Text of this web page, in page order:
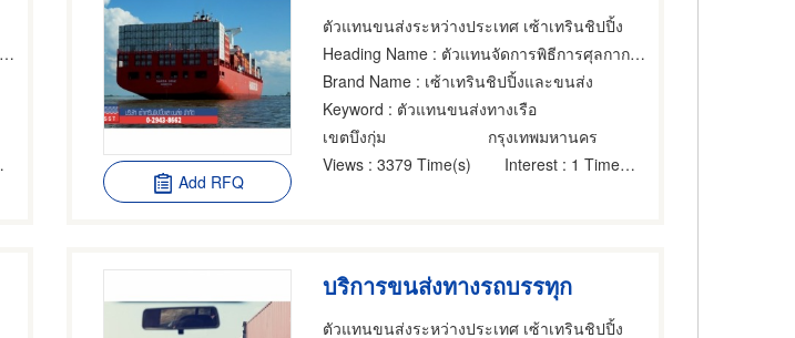
Add RFQ
ตัวแทนขนส่งระหว่างประเทศ เซ้าเทรินชิปปิ้ง
Heading Name : ตัวแทนจัดการพิธีการศุลกากร,นายหน้าดำเนินการพิธีการศุลกากร,ศุลกากร
Brand Name : เซ้าเทรินชิปปิ้งและขนส่ง
Keyword : ตัวแทนขนส่งทางเรือ
เขตบึงกุ่ม
กรุงเทพมหานคร
Views : 3379 Time(s) Interest : 1 Time(s)
บริการขนส่งทางรถบรรทุก
ตัวแทนขนส่งระหว่างประเทศ เซ้าเทรินชิปปิ้ง